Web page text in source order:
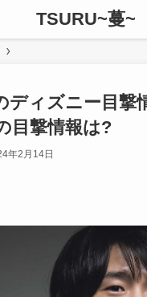
TSURU~蔓~
ディズニー目撃
目撃情報は?
年2月14日